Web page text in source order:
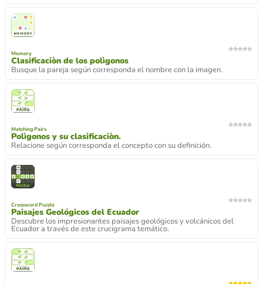
Memory
Clasificaciòn de los polìgonos
Busque la pareja según corresponda el nombre con la imagen.
Matching Pairs
Polìgonos y su clasificaciòn.
Relacione según corresponda el concepto con su definición.
Crossword Puzzle
Paisajes Geológicos del Ecuador
Descubre los impresionantes paisajes geológicos y volcánicos del
Ecuador a través de este crucigrama temático.